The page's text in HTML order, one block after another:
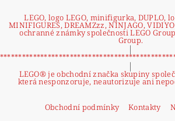
LEGO, logo LEGO, minifigurka, DUPLO,
MINIFIGURES, DREAMZzz, NINJAGO,
ochranné známky společnosti LEGO
Group.
|
|
LEGO® je obchodní značka skupiny
která nesponzoruje, neautorizuje ani
Obchodní podmínky Kontakty